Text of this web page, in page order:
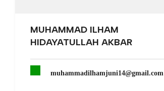
MUHAMMAD ILHAM
HIDAYATULLAH AKBAR
muhammadilhamjuni14@gmail.com